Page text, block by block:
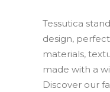
Search
Tessutica
design,
materials,
made with a
Discover our